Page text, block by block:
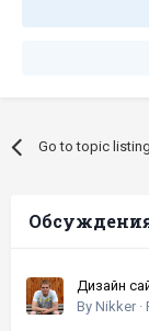
Go to topic listing
Дизайн
шапок |
By Nikker ·